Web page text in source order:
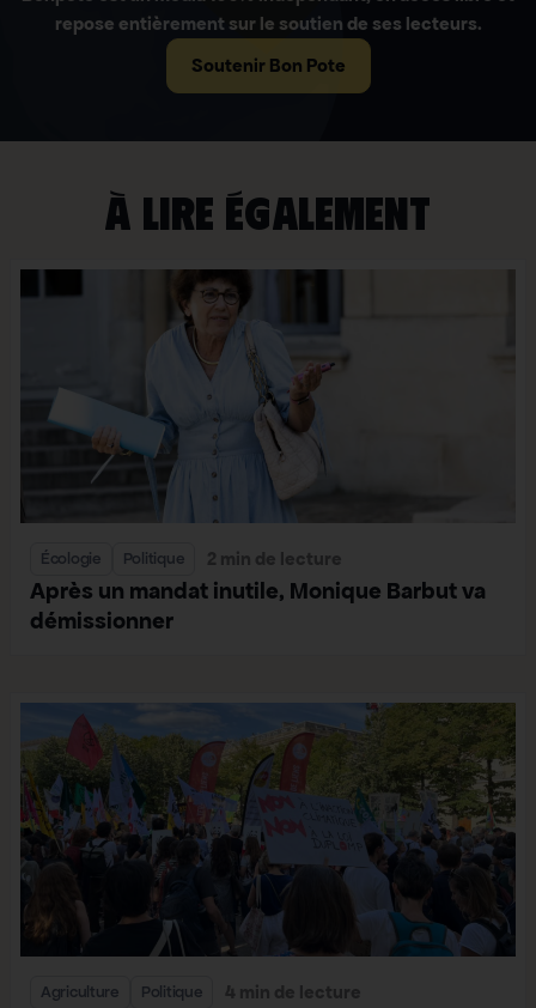
repose entièrement sur le soutien de ses lecteurs.
Soutenir Bon Pote
À lire également
Écologie Politique 2 min de lecture
Après un mandat inutile, Monique Barbut va
démissionner
Agriculture Politique 4 min de lecture